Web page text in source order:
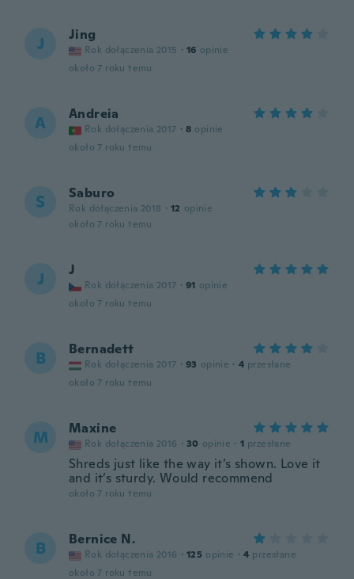
J Jing
Rok dołączenia 2015 · 16 opinie
około 7 roku temu
A Andreia
Rok dołączenia 2017 · 8 opinie
około 7 roku temu
S Saburo
Rok dołączenia 2018 · 12 opinie
około 7 roku temu
J J
Rok dołączenia 2017 · 91 opinie
około 7 roku temu
B Bernadett
Rok dołączenia 2017 · 93 opinie · 4 przesłane
około 7 roku temu
M Maxine
Rok dołączenia 2016 · 30 opinie · 1 przesłane
Shreds just like the way it’s shown. Love it
and it’s sturdy. Would recommend
około 7 roku temu
B Bernice N.
Rok dołączenia 2016 · 125 opinie · 4 przesłane
około 7 roku temu